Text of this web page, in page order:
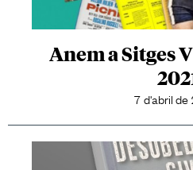
Anem a Sitges
7 d'abril